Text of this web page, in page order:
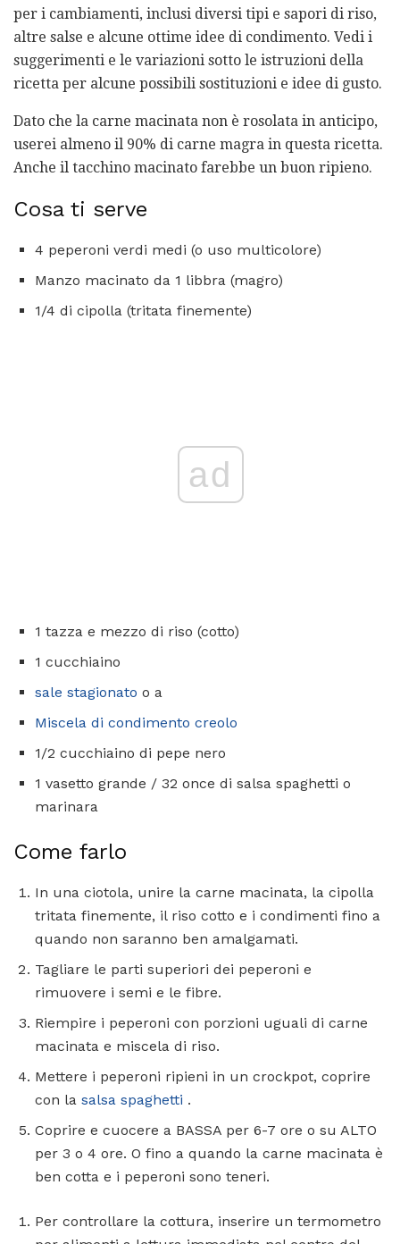
per i cambiamenti, inclusi diversi tipi e sapori di riso,
altre salse e alcune ottime idee di condimento. Vedi i
suggerimenti e le variazioni sotto le istruzioni della
ricetta per alcune possibili sostituzioni e idee di gusto.
Dato che la carne macinata non è rosolata in anticipo,
userei almeno il 90% di carne magra in questa ricetta.
Anche il tacchino macinato farebbe un buon ripieno.
Cosa ti serve
4 peperoni verdi medi (o uso multicolore)
Manzo macinato da 1 libbra (magro)
1/4 di cipolla (tritata finemente)
ad
1 tazza e mezzo di riso (cotto)
1 cucchiaino
sale stagionato o a
Miscela di condimento creolo
1/2 cucchiaino di pepe nero
1 vasetto grande / 32 once di salsa spaghetti o
marinara
Come farlo
In una ciotola, unire la carne macinata, la cipolla
tritata finemente, il riso cotto e i condimenti fino a
quando non saranno ben amalgamati.
Tagliare le parti superiori dei peperoni e
rimuovere i semi e le fibre.
Riempire i peperoni con porzioni uguali di carne
macinata e miscela di riso.
Mettere i peperoni ripieni in un crockpot, coprire
con la salsa spaghetti .
Coprire e cuocere a BASSA per 6-7 ore o su ALTO
per 3 o 4 ore. O fino a quando la carne macinata è
ben cotta e i peperoni sono teneri.
Per controllare la cottura, inserire un termometro